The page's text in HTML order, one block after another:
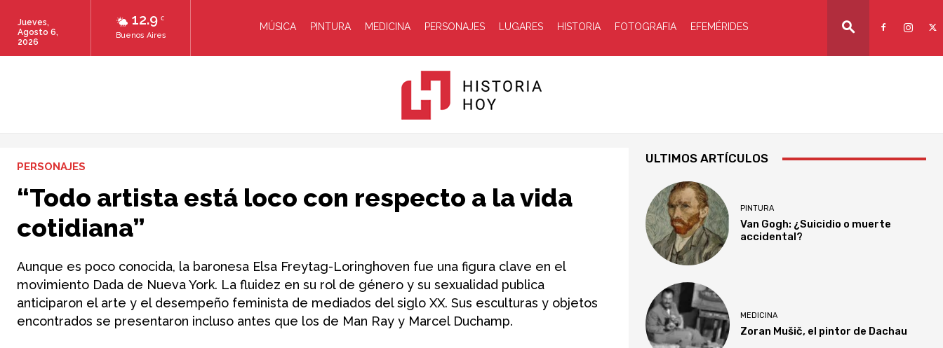
12.9 C
Buenos Aires
Jueves,
Agosto 6,
2026
MÚSICA PINTURA MEDICINA PERSONAJES LUGARES HISTORIA FOTOGRAFIA EFEMÉRIDES
Hoy
PERSONAJES
“Todo artista está loco con respecto a la vida
cotidiana”
Aunque es poco conocida, la baronesa Elsa Freytag-Loringhoven fue una figura clave en el
movimiento Dada de Nueva York. La fluidez en su rol de género y su sexualidad publica
anticiparon el arte y el desempeño feminista de mediados del siglo XX. Sus esculturas y objetos
encontrados se presentaron incluso antes que los de Man Ray y Marcel Duchamp.
ULTIMOS ARTÍCULOS
PINTURA
Van Gogh: ¿Suicidio o muerte
accidental?
MEDICINA
Zoran Mušič, el pintor de Dachau